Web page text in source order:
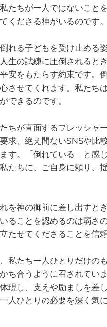
たちが一人ではないこと
くださる神がいるのです。
れる子どもを受け止める
生の試練に圧倒されると
安をもたらす約束です。
させてくれます。私たち
できるのです。
ちが直面するプレッシャ
求、絶え間ないSNSや比
す。「倒れている」と感
たちに、ご自身に頼り、
を神の御前に差し出すと
ることを認めるのは弱さ
たせてくださることを信
私たち一人ひとりだけの
ち合うように召されてい
現し、支えや励ましを差
人ひとりの必要を深く気